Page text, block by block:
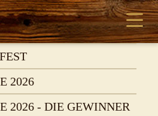
2026
2026 - DIE GEWINNER